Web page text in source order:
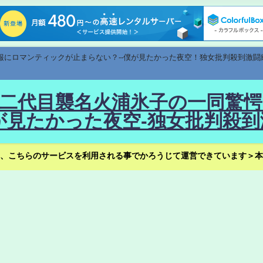
ロマンティックが止まらない？--僕が見たかった夜空！独女批判殺到激
代目襲名火浦氷子の一同驚
たかった夜空-独女批判殺
こちらのサービスを利用される事でかろうじて運営できています＞